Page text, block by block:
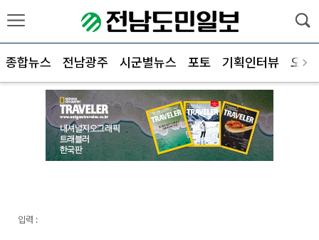
종합뉴스 전남광주 시군별뉴스 포토 기획인터뷰 오피
입력 :